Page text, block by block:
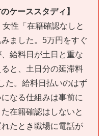
ケーススタディ】
性「在籍確認なしと
ました。5万円をすぐ
給料日が土日と重な
と、土日分の延滞料
た。給料日払いのはず
なる仕組みは事前に
在籍確認はしないと
たとき職場に電話が